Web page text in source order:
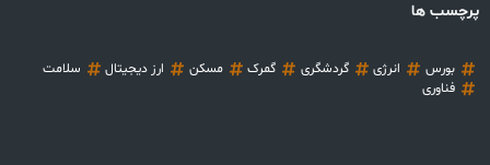
پرچسب ها
بورس انرژی گردشگری گمرک مسکن ارز دیجیتال
سلامت
فناوری